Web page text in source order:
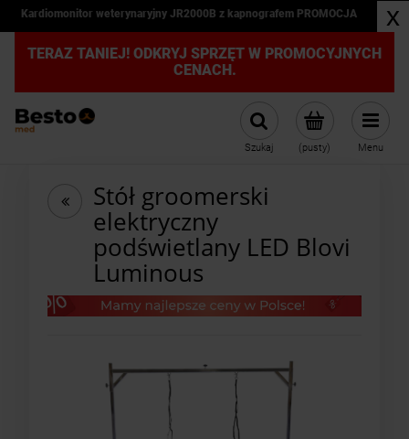
Kardiomonitor weterynaryjny JR2000B z kapnografem PROMOCJA x
TERAZ TANIEJ! ODKRYJ SPRZĘT W PROMOCYJNYCH
CENACH.
(pusty)
Szukaj Menu
Stół groomerski
elektryczny
podświetlany LED Blovi
Luminous